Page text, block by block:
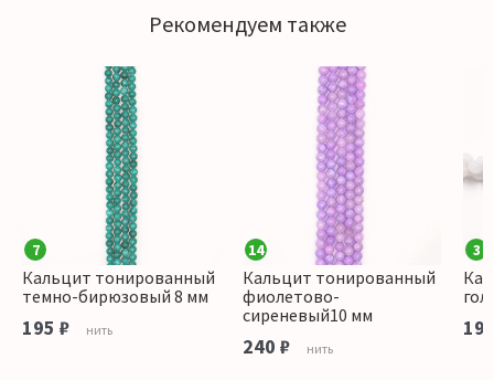
Рекомендуем также
7
Кальцит тонированный
темно-бирюзовый 8 мм
195 ₽ нить
14
Кальцит тонированный
фиолетово-
сиреневый10 мм
240 ₽ нить
3